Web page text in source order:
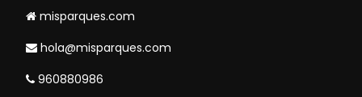
misparques.com
hola@misparques.com
960880986